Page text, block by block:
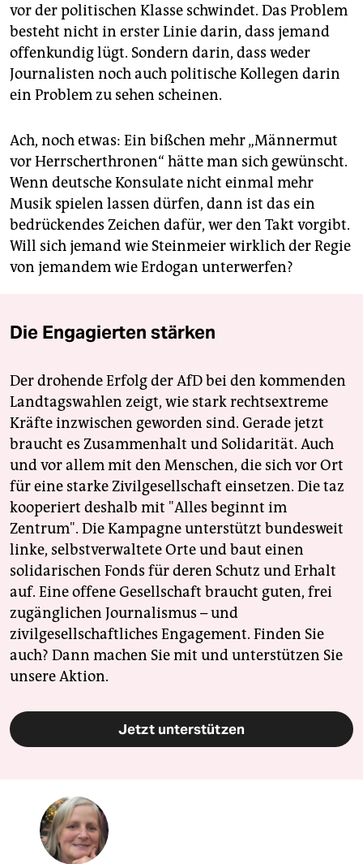
vor der politischen Klasse schwindet. Das Problem
besteht nicht in erster Linie darin, dass jemand
offenkundig lügt. Sondern darin, dass weder
Journalisten noch auch politische Kollegen darin
ein Problem zu sehen scheinen.
Ach, noch etwas: Ein bißchen mehr „Männermut
vor Herrscherthronen“ hätte man sich gewünscht.
Wenn deutsche Konsulate nicht einmal mehr
Musik spielen lassen dürfen, dann ist das ein
bedrückendes Zeichen dafür, wer den Takt vorgibt.
Will sich jemand wie Steinmeier wirklich der Regie
von jemandem wie Erdogan unterwerfen?
Die Engagierten stärken
Der drohende Erfolg der AfD bei den kommenden
Landtagswahlen zeigt, wie stark rechtsextreme
Kräfte inzwischen geworden sind. Gerade jetzt
braucht es Zusammenhalt und Solidarität. Auch
und vor allem mit den Menschen, die sich vor Ort
für eine starke Zivilgesellschaft einsetzen. Die taz
kooperiert deshalb mit "Alles beginnt im
Zentrum". Die Kampagne unterstützt bundesweit
linke, selbstverwaltete Orte und baut einen
solidarischen Fonds für deren Schutz und Erhalt
auf. Eine offene Gesellschaft braucht guten, frei
zugänglichen Journalismus – und
zivilgesellschaftliches Engagement. Finden Sie
auch? Dann machen Sie mit und unterstützen Sie
unsere Aktion.
Jetzt unterstützen